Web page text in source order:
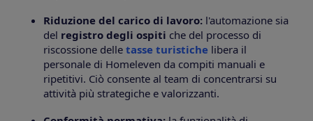
Riduzione del carico di lavoro: l'automazione sia
del registro degli ospiti che del processo di
riscossione delle tasse turistiche libera il
personale di Homeleven da compiti manuali e
ripetitivi. Ciò consente al team di concentrarsi su
attività più strategiche e valorizzanti.